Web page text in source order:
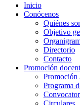
Inicio
Conócenos
Quiénes
Objetivo
Directorio
Contacto
Promoción
Promoción
Programa
Circulares